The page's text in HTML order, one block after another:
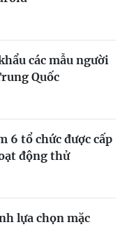
các mẫu người
Quốc
6 tổ chức được cấp
động thử
lựa chọn mặc